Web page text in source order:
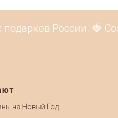
России. 🍓
на Новый Год